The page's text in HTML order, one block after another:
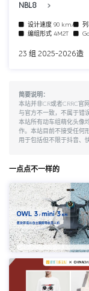
NBL8
设计速度 90 km/h
编组形式 4M2T
23 组 2025-2026造
简要说明：
本站并非CR或者CRRC官
与官方不一致，不属于错
本站所有动车组萌化头像
作。本站目前不接受任何
用于包括但不限于抖音、
一点点不一样的